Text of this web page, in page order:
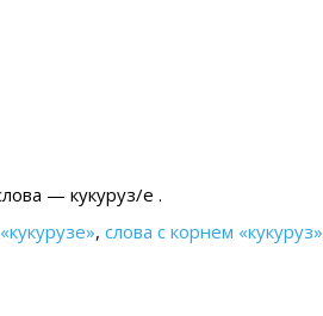
— кукуруз/е .
, слова с корнем «кукуруз»